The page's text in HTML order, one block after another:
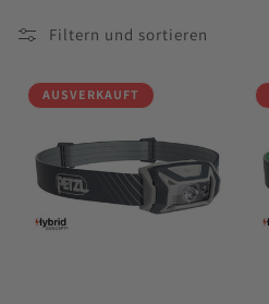
Filtern und sortieren
AUSVERKAUFT